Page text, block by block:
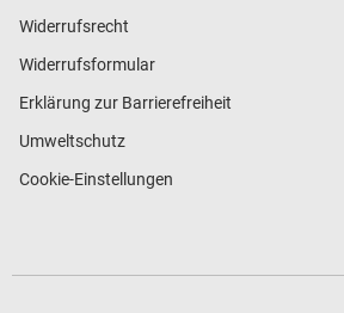
Widerrufsrecht
Widerrufsformular
Erklärung zur Barrierefreiheit
Umweltschutz
Cookie-Einstellungen